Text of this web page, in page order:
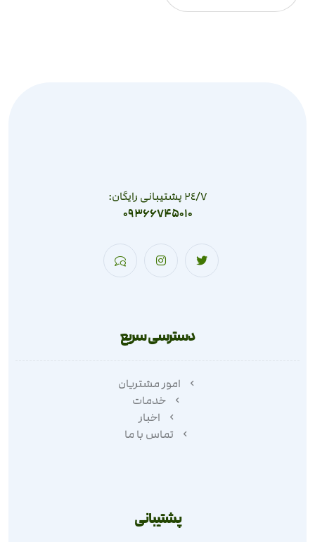
٢٤/٧ پشتیبانی رایگان:
09366745010
دسترسی سریع
امور مشتریان
خدمات
اخبار
تماس با ما
پشتیبانی